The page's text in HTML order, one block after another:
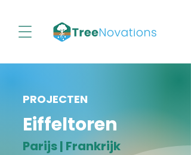
PROJECTEN
Eiffeltoren
Parijs | Frankrijk